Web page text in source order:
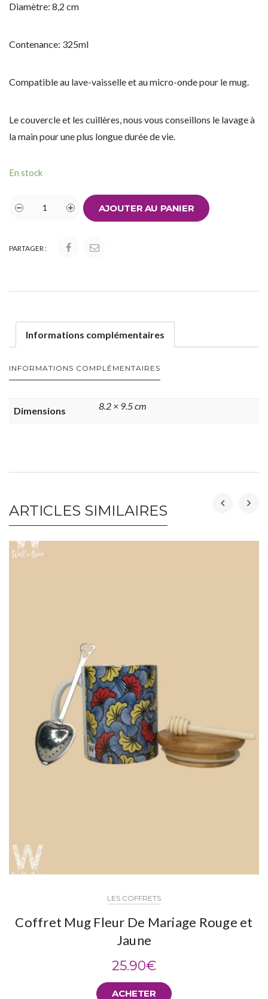
Diamètre: 8,2 cm
Contenance: 325ml
Compatible au lave-vaisselle et au micro-onde pour le mug.
Le couvercle et les cuillères, nous vous conseillons le lavage à
la main pour une plus longue durée de vie.
En stock
AJOUTER AU PANIER
PARTAGER :
Informations complémentaires
INFORMATIONS COMPLÉMENTAIRES
Dimensions 8.2 × 9.5 cm
ARTICLES SIMILAIRES
LES COFFRETS
Coffret Mug Fleur De Mariage Rouge et
Jaune
25.90€
ACHETER